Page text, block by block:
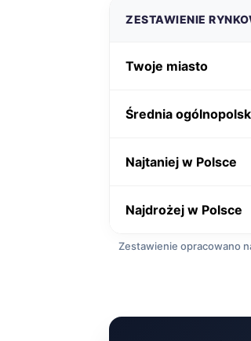
ZESTAWIENIE
Twoje miasto
Średnia
Najtaniej w Polsce
Najdrożej w Polsce
Zestawienie opracowano